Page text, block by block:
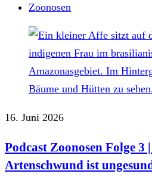
Zoonosen
16. Juni 2026
Podcast Zoonosen Folge
Artenschwund ist ungesund